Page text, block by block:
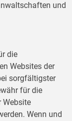
und
die
Websites der
sorgfältigster
für die
Website
Wenn und